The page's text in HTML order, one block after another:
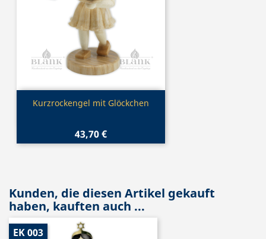
Vorschau
Kurzrockengel mit Glöckchen
43,70 €
Kunden, die diesen Artikel gekauft
haben, kauften auch ...
EK 003